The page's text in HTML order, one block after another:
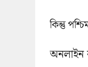
কিন্তু
অনলাইন